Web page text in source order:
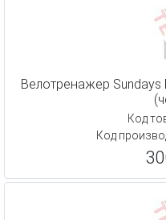
Велотренажер Sundays
Код
Код